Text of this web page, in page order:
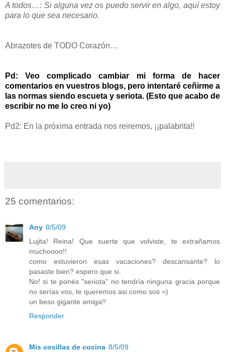
A todos…: Si alguna vez os puedo servir en algo, aquí estoy
para lo que sea necesario.
Abrazotes de TODO Corazón…
Pd: Veo complicado cambiar mi forma de hacer
comentarios en vuestros blogs, pero intentaré ceñirme a
las normas siendo escueta y seriota. (Esto que acabo de
escribir no me lo creo ni yo)
Pd2: En la próxima entrada nos reiremos, ¡¡palabrita!!
25 comentarios:
Any 8/5/09
Lujita! Reina! Que suerte que volviste, te extrañamos
muchoooo!!
como estuvieron esas vacaciones? descansante? lo
pasaste bien? espero que si.
No! si te ponés "seriota" no tendría ninguna gracia porque
no serías vos, te queremos asi como sos =)
un beso gigante amiga!!
Responder
Mis cosillas de cocina 8/5/09